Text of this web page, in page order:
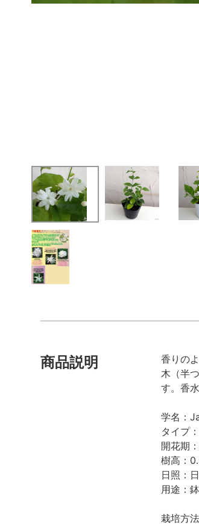
商品説明
香りの
木（半
す。香
学名：
タイプ
開花期
樹高：
日照：
用途：
栽培方法